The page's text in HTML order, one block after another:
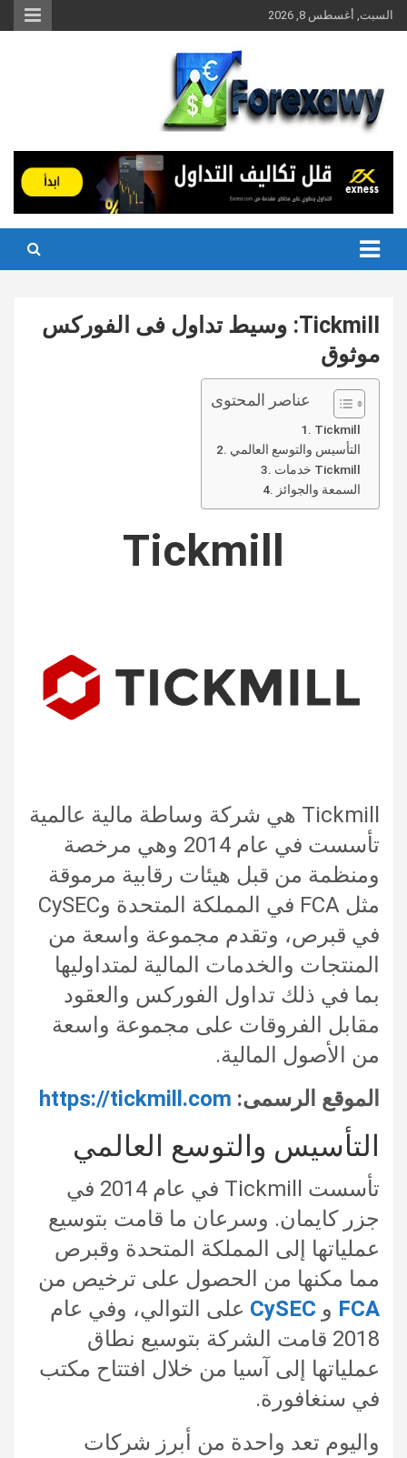
Skip
to
السبت, أغسطس 8, 2026
Tickmill: وسيط تداول فى الفوركس
موثوق
عناصر المحتوى
Tickmill
التأسيس والتوسع العالمي
خدمات Tickmill
السمعة والجوائز
Tickmill
Tickmill هي شركة وساطة مالية عالمية
تأسست في عام 2014 وهي مرخصة
ومنظمة من قبل هيئات رقابية مرموقة
مثل FCA في المملكة المتحدة وCySEC
في قبرص، وتقدم مجموعة واسعة من
المنتجات والخدمات المالية لمتداوليها
بما في ذلك تداول الفوركس والعقود
مقابل الفروقات على مجموعة واسعة
من الأصول المالية.
الموقع الرسمى: https://tickmill.com
التأسيس والتوسع العالمي
تأسست Tickmill في عام 2014 في
جزر كايمان. وسرعان ما قامت بتوسيع
عملياتها إلى المملكة المتحدة وقبرص
مما مكنها من الحصول على ترخيص من
FCA و CySEC على التوالي، وفي عام
2018 قامت الشركة بتوسيع نطاق
عملياتها إلى آسيا من خلال افتتاح مكتب
في سنغافورة.
واليوم تعد واحدة من أبرز شركات